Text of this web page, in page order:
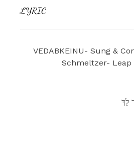
LYRIC
VEDABKEINU- Sung &
Schmeltzer- Leap
לָךְ